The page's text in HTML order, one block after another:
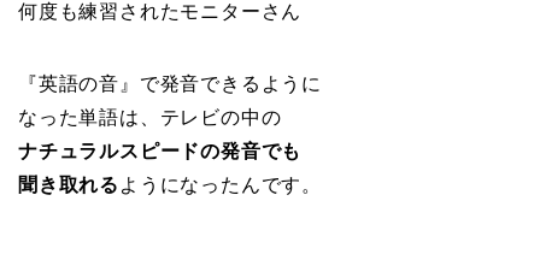
何度も練習されたモニターさん
『英語の音』で発音できるように
なった単語は、テレビの中の
ナチュラルスピードの発音でも
聞き取れる ようになったんです。